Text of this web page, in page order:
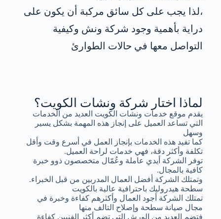
،لذا يجب على كل سائق مركبة أن يكون على
دراية بأهمية وجود شركة ونش وكيفية
التواصل معها في حالات الطوارئ
لماذا اختار شركة ونشات الكويت؟
يقدم موقع خدمات ونشات الكويت العديد من الخدمات
التي تساعد العميل على إنجاز هذه المهمة بشكل يسير
وسهل
كما تفيد هذه الخدمات بإنجاز العمل في أسرع وقت وأقل
تكلفة وأكثر دقة، فهي خدمات لراحة العميل.
توفر الشركة أيدي عاملة وعُمّال متخصصون ذوو خبرة
كافية بالمجال.
وتمتلك الشركة أفضل العمال المدربين من قبل الخبراء.
سطحة هيدروليك باحترافية عالية بالكويت
تمتلك الشركة أجود العمال وأكثرهم كفاءة وخبرة في
مجال صيانة سطحة وإصلاح التالف منها
فتضم العديد من الورش التي تضم أكثر الفنيين كفاءة